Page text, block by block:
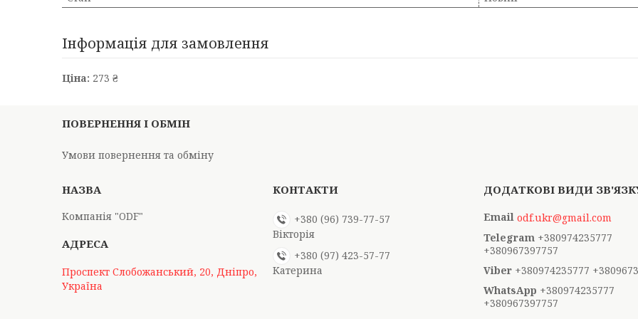
Інформація для замовлення
Ціна: 273 ₴
ПОВЕРНЕННЯ І ОБМІН
Умови повернення та обміну
Компанія "ODF"
Проспект Слобожанський, 20, Дніпро,
Україна
+380 (96) 739-77-57
Вікторія
+380 (97) 423-57-77
Катерина
odf.ukr@gmail.com
+380974235777
+380967397757
+380974235777
+380974235777
+380967397757